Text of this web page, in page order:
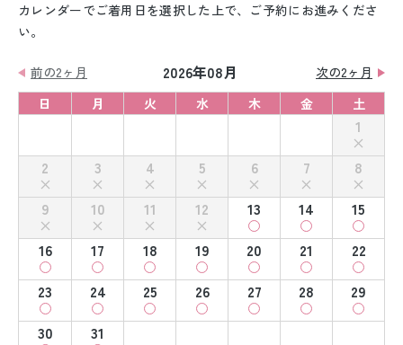
カレンダーでご着用日を選択した上で、ご予約にお進みくださ
い。
前の2ヶ月 2026年08月
次の2ヶ月
日
月 火 水 木 金 土
1
2
3 4 5 6 7
8
9
10 11 12 13 14
15
16
17 18 19 20 21
22
23
24 25 26 27 28
29
30
31